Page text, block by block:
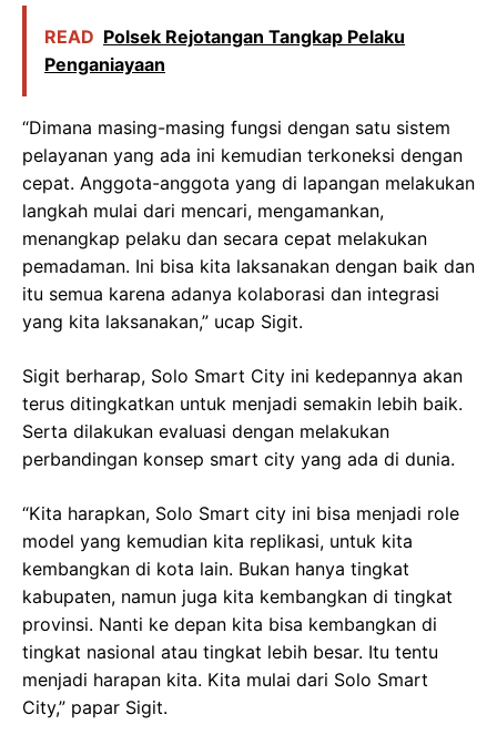
READ Polsek Rejotangan Tangkap Pelaku
Penganiayaan
“Dimana masing-masing fungsi dengan satu sistem
pelayanan yang ada ini kemudian terkoneksi dengan
cepat. Anggota-anggota yang di lapangan melakukan
langkah mulai dari mencari, mengamankan,
menangkap pelaku dan secara cepat melakukan
pemadaman. Ini bisa kita laksanakan dengan baik dan
itu semua karena adanya kolaborasi dan integrasi
yang kita laksanakan,” ucap Sigit.
Sigit berharap, Solo Smart City ini kedepannya akan
terus ditingkatkan untuk menjadi semakin lebih baik.
Serta dilakukan evaluasi dengan melakukan
perbandingan konsep smart city yang ada di dunia.
“Kita harapkan, Solo Smart city ini bisa menjadi role
model yang kemudian kita replikasi, untuk kita
kembangkan di kota lain. Bukan hanya tingkat
kabupaten, namun juga kita kembangkan di tingkat
provinsi. Nanti ke depan kita bisa kembangkan di
tingkat nasional atau tingkat lebih besar. Itu tentu
menjadi harapan kita. Kita mulai dari Solo Smart
City,” papar Sigit.